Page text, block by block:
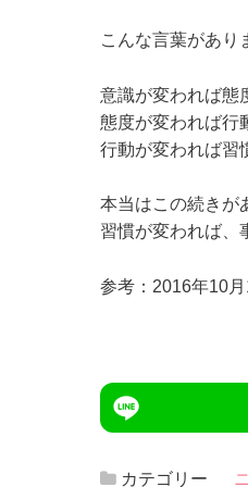
こんな言葉があり
意識が変われば態
態度が変われば行
行動が変われば習
本当はこの続きが
習慣が変われば、
参考：2016年10
カテゴリー